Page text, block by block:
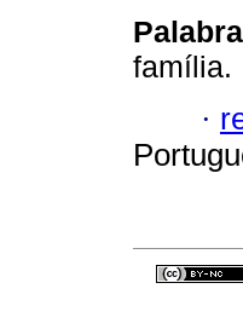
família.
·